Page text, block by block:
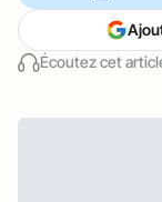
Écoutez cet